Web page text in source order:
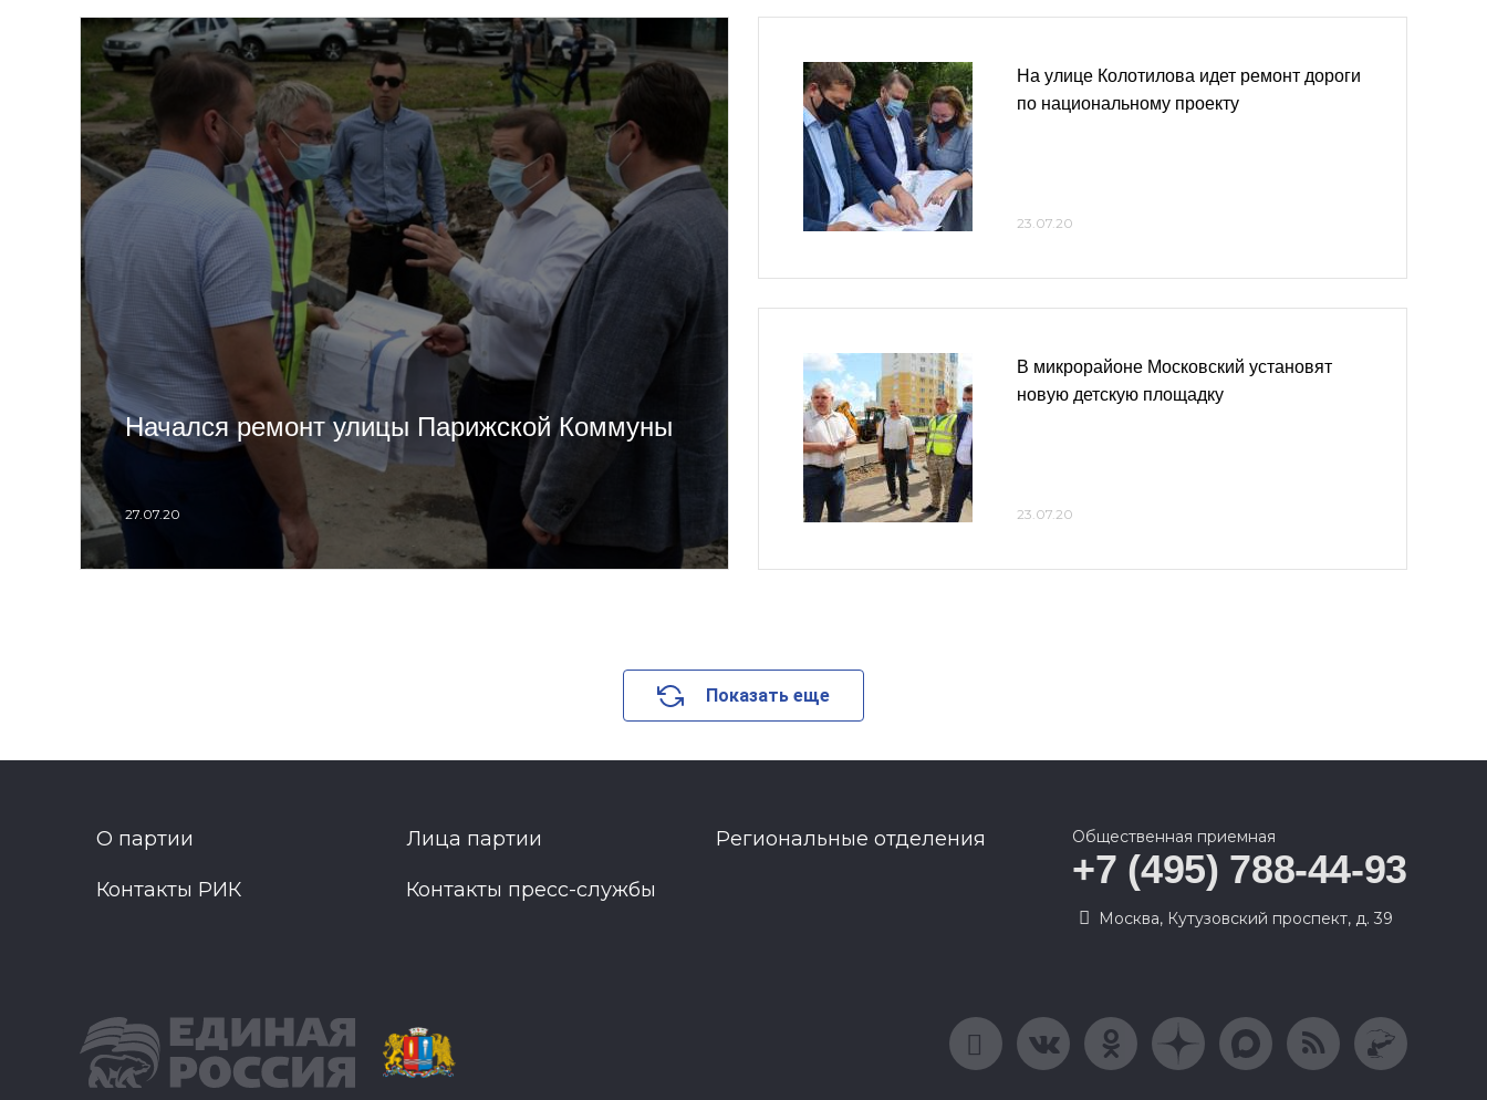
Начался ремонт улицы Парижской Коммуны
27.07.20
На улице Колотилова идет ремонт дороги
по национальному проекту
23.07.20
В микрорайоне Московский установят
новую детскую площадку
23.07.20
Показать еще
О партии Лица партии Региональные отделения
Контакты РИК Контакты пресс-службы
Общественная приемная
+7 (495) 788-44-93
Москва, Кутузовский проспект, д. 39